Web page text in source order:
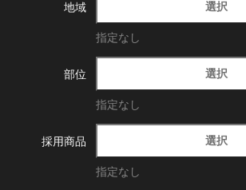
地域 選択
指定なし
部位 選択
指定なし
採用商品 選択
指定なし